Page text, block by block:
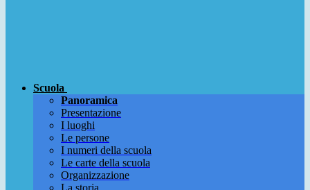
Scuola
Panoramica
Presentazione
I luoghi
Le persone
I numeri della scuola
Le carte della scuola
Organizzazione